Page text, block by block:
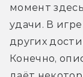
момент
удачи. В
других
Конечно,